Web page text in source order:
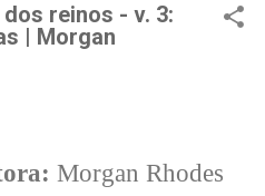
reinos - v. 3:
| Morgan
Morgan Rhodes